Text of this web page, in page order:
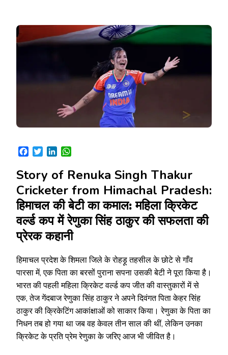
Facebook
TwitterLinkedIn
Story of Renuka Singh Thakur
Cricketer from Himachal Pradesh:
हिमाचल की बेटी का कमाल: महिला क्रिकेट
वर्ल्ड कप में रेणुका सिंह ठाकुर की सफलता की
प्रेरक कहानी
हिमाचल प्रदेश के शिमला जिले के रोहड़ू तहसील के छोटे से गाँव
पारसा में, एक पिता का बरसों पुराना सपना उसकी बेटी ने पूरा किया है।
भारत की पहली महिला क्रिकेट वर्ल्ड कप जीत की वास्तुकारों में से
एक, तेज गेंदबाज रेणुका सिंह ठाकुर ने अपने दिवंगत पिता केहर सिंह
ठाकुर की क्रिकेटिंग आकांक्षाओं को साकार किया। रेणुका के पिता का
निधन तब हो गया था जब वह केवल तीन साल की थीं, लेकिन उनका
क्रिकेट के प्रति प्रेम रेणुका के जरिए आज भी जीवित है।